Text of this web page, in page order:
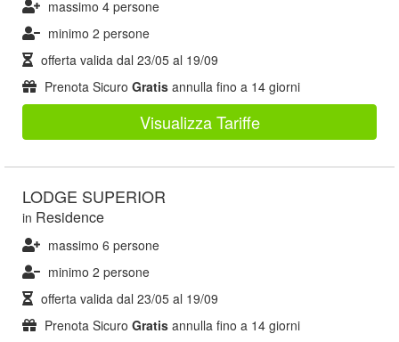
massimo 4 persone
minimo 2 persone
offerta valida dal 23/05 al 19/09
Prenota Sicuro Gratis annulla fino a 14 giorni
Visualizza Tariffe
LODGE SUPERIOR
in Residence
massimo 6 persone
minimo 2 persone
offerta valida dal 23/05 al 19/09
Prenota Sicuro Gratis annulla fino a 14 giorni